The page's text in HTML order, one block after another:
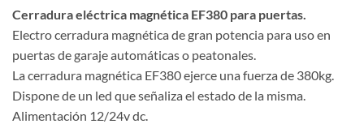
Cerradura eléctrica magnética EF380 para puertas.
Electro cerradura magnética de gran potencia para uso en
puertas de garaje automáticas o peatonales.
La cerradura magnética EF380 ejerce una fuerza de 380kg.
Dispone de un led que señaliza el estado de la misma.
Alimentación 12/24v dc.